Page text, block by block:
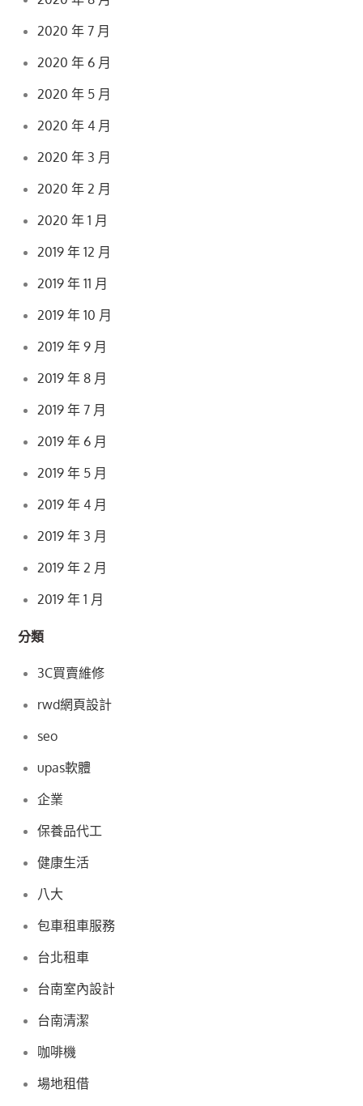
2020 年 7 月
2020 年 6 月
2020 年 5 月
2020 年 4 月
2020 年 3 月
2020 年 2 月
2020 年 1 月
2019 年 12 月
2019 年 11 月
2019 年 10 月
2019 年 9 月
2019 年 8 月
2019 年 7 月
2019 年 6 月
2019 年 5 月
2019 年 4 月
2019 年 3 月
2019 年 2 月
2019 年 1 月
分類
3C買賣維修
rwd網頁設計
seo
upas軟體
企業
保養品代工
健康生活
八大
包車租車服務
台北租車
台南室內設計
台南清潔
咖啡機
場地租借